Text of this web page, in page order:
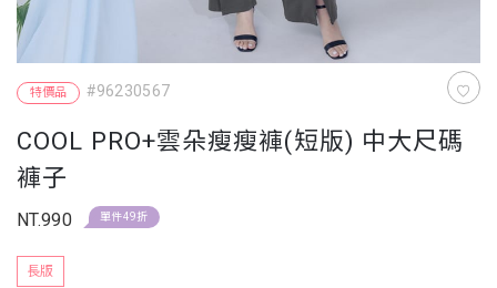
特價品 #96230567
COOL PRO+雲朵瘦瘦褲(短版) 中大尺碼
褲子
NT.990 單件49折
長版